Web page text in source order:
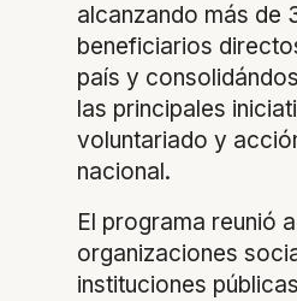
alcanzando más de
beneficiarios
país y
las principales
voluntariado y
nacional.
El programa reunió a
organizaciones
instituciones